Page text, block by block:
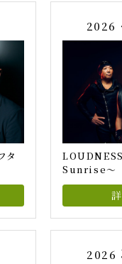
タ
2026
Sunrise～
2026